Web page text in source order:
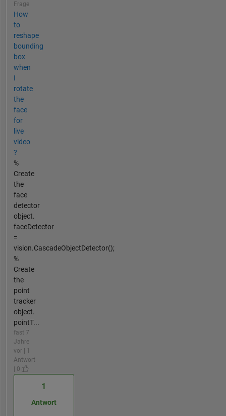
Frage
How
to
reshape
bounding
box
when
I
rotate
the
face
for
live
video
?
%
Create
the
face
detector
object.
faceDetector
=
vision.CascadeObjectDetector();
%
Create
the
point
tracker
object.
pointT...
fast 7
Jahre
vor | 1
Antwort
| 0
1
Antwort